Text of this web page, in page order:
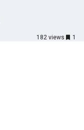
182 views 1